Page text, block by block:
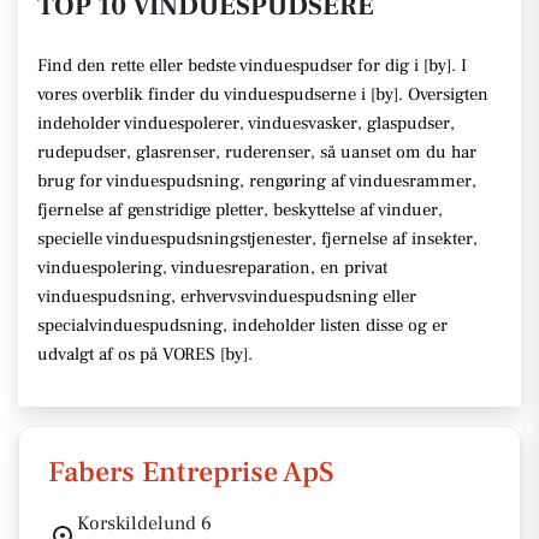
Find den rette eller bedste vinduespudser for dig i [by]. I
vores overblik finder du vinduespudserne i [by]. Oversigten
indeholder vinduespolerer, vinduesvasker, glaspudser,
rudepudser, glasrenser, ruderenser, så uanset om du har
brug for vinduespudsning, rengøring af vinduesrammer,
fjernelse af genstridige pletter, beskyttelse af vinduer,
specielle vinduespudsningstjenester, fjernelse af insekter,
vinduespolering, vinduesreparation, en privat
vinduespudsning, erhvervsvinduespudsning eller
specialvinduespudsning, indeholder listen disse og er
udvalgt af os på VORES [by].
Fabers Entreprise ApS
Korskildelund 6